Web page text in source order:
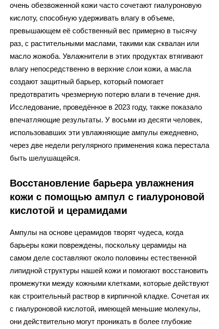
очень обезвоженной кожи часто сочетают гиалуроновую
кислоту, способную удерживать влагу в объеме,
превышающем её собственный вес примерно в тысячу
раз, с растительными маслами, такими как сквалан или
масло жожоба. Увлажнители в этих продуктах втягивают
влагу непосредственно в верхние слои кожи, а масла
создают защитный барьер, который помогает
предотвратить чрезмерную потерю влаги в течение дня.
Исследование, проведённое в 2023 году, также показало
впечатляющие результаты. У восьми из десяти человек,
использовавших эти увлажняющие ампулы ежедневно,
через две недели регулярного применения кожа перестала
быть шелушащейся.
Восстановление барьера увлажнения
кожи с помощью ампул с гиалуроновой
кислотой и церамидами
Ампулы на основе церамидов творят чудеса, когда
барьеры кожи повреждены, поскольку церамиды на
самом деле составляют около половины естественной
липидной структуры нашей кожи и помогают восстановить
промежутки между кожными клетками, которые действуют
как строительный раствор в кирпичной кладке. Сочетая их
с гиалуроновой кислотой, имеющей меньшие молекулы,
они действительно могут проникать в более глубокие